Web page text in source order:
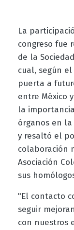
La
congreso fue
de la
cual, según
puerta a
entre México
la
órganos en
y resaltó el
colaboración
Asociación
sus
"El contacto
seguir
con nuestros